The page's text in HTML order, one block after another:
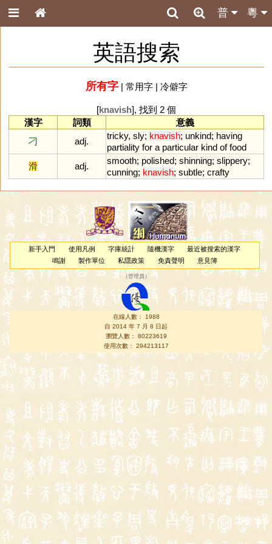
粵
普
英語搜索
所有字| 常用字| 冷僻字
[knavish], 找到 2 個
漢字
詞類
意義
刁
adj.
tricky, sly; knavish; unkind; having
partiality for a particular kind of food
滑
adj.
smooth; polished; shinning; slippery;
cunning; knavish; subtle; crafty
新手入門 使用凡例 字庫統計 隨機漢字
最近被搜索的漢字
鳴謝
製作單位 私隱政策 免責聲明 意見簿
（管理員 ）
在線人數： 1988
自 2014 年 7 月 8 日起
瀏覽人數： 80223619
使用次數： 294213117